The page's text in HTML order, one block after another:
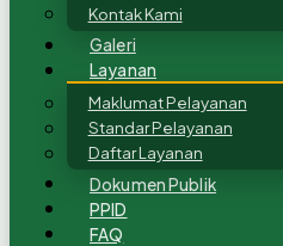
Kontak Kami
Galeri
Layanan
Maklumat Pelayanan
Standar Pelayanan
Daftar Layanan
Dokumen Publik
PPID
FAQ